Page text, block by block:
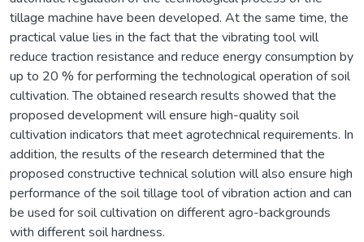
tillage machine have been developed. At the same time, the
practical value lies in the fact that the vibrating tool will
reduce traction resistance and reduce energy consumption by
up to 20 % for performing the technological operation of soil
cultivation. The obtained research results showed that the
proposed development will ensure high-quality soil
cultivation indicators that meet agrotechnical requirements. In
addition, the results of the research determined that the
proposed constructive technical solution will also ensure high
performance of the soil tillage tool of vibration action and can
be used for soil cultivation on different agro-backgrounds
with different soil hardness.